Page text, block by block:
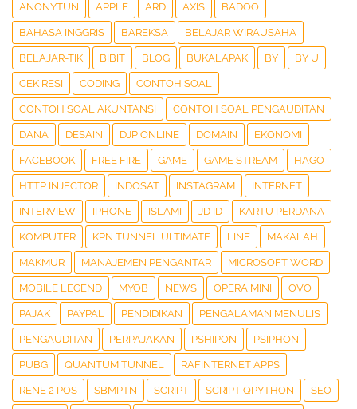
ANONYTUN APPLE ARD AXIS BADOO
BAHASA INGGRIS BAREKSA BELAJAR WIRAUSAHA
BELAJAR-TIK BIBIT BLOG BUKALAPAK BY BY U
CEK RESI CODING CONTOH SOAL
CONTOH SOAL AKUNTANSI CONTOH SOAL PENGAUDITAN
DANA DESAIN DJP ONLINE DOMAIN EKONOMI
FACEBOOK FREE FIRE GAME GAME STREAM HAGO
HTTP INJECTOR INDOSAT INSTAGRAM INTERNET
INTERVIEW IPHONE ISLAMI JD ID KARTU PERDANA
KOMPUTER KPN TUNNEL ULTIMATE LINE MAKALAH
MAKMUR MANAJEMEN PENGANTAR MICROSOFT WORD
MOBILE LEGEND MYOB NEWS OPERA MINI OVO
PAJAK PAYPAL PENDIDIKAN PENGALAMAN MENULIS
PENGAUDITAN PERPAJAKAN PSHIPON PSIPHON
PUBG QUANTUM TUNNEL RAFINTERNET APPS
RENE 2 POS SBMPTN SCRIPT SCRIPT QPYTHON SEO